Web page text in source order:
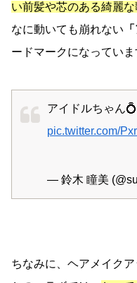
い前髪や芯のある綺麗
なに動いても崩れない
ードマークになっていま
アイドルちゃん
pic.twitter.com/
— 鈴木 瞳美
ちなみに、ヘアメイク